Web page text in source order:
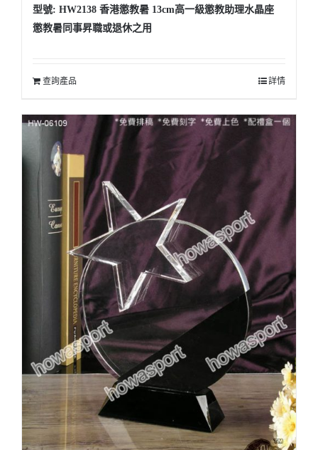
型號: HW2138 香港懲教暑 13cm高一級懲教助理水晶座
懲教暑同事昇職或退休之用
查詢產品 詳情